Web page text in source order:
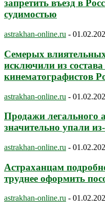
запретить въезд в
судимостью
astrakhan-online.ru -
Семерых
исключили из
кинематографистов
astrakhan-online.ru -
Продажи легального
значительно упали
astrakhan-online.ru -
Астраханцам
труднее оформить
astrakhan-online.ru -